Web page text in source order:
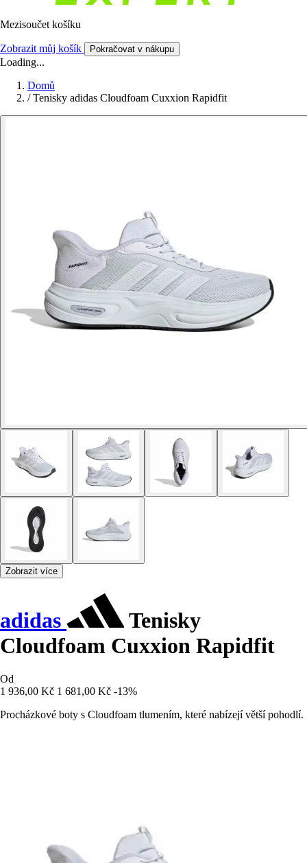
Mezisoučet košíku
Zobrazit můj košík Pokračovat v nákupu
Loading...
Domů
/ Tenisky adidas Cloudfoam Cuxxion Rapidfit
Zobrazit více
adidas
Tenisky
Cloudfoam Cuxxion Rapidfit
Od
1 936,00 Kč 1 681,00 Kč -13%
Procházkové boty s Cloudfoam tlumením, které nabízejí větší pohodlí.